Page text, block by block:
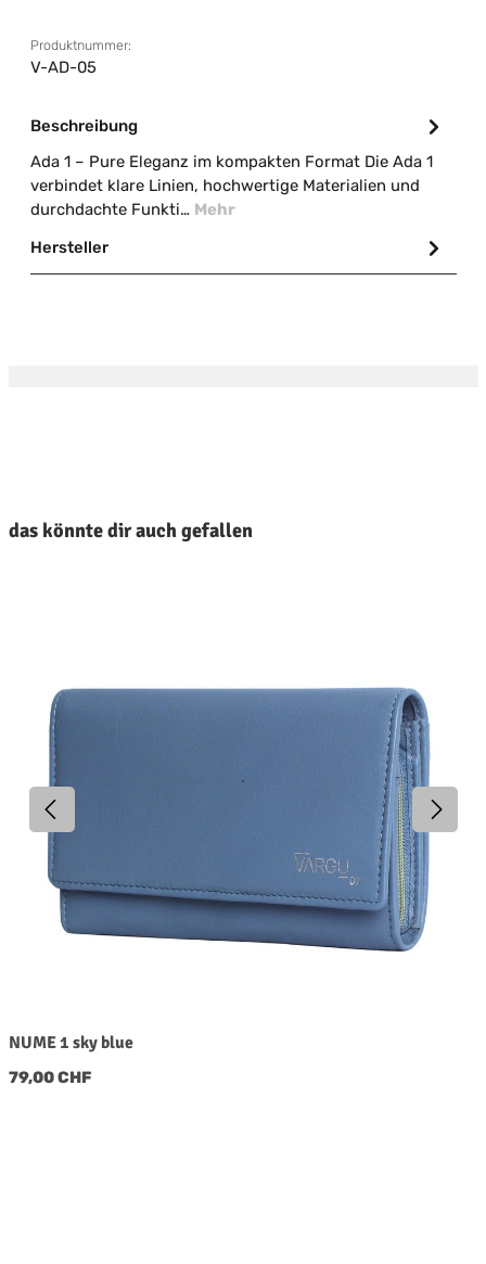
Produktnummer:
V-AD-05
Beschreibung
Ada 1 – Pure Eleganz im kompakten Format Die Ada 1
verbindet klare Linien, hochwertige Materialien und
durchdachte Funkti… Mehr
Hersteller
das könnte dir auch gefallen
NUME 1 sky blue
Regulärer Preis:
79,00 CHF